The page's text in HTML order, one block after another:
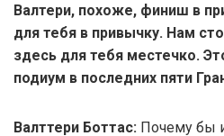
Валтери, похоже, финиш в
для тебя в привычку. Нам
здесь для тебя местечко.
подиум в последних пяти
Валттери Боттас: Почему бы